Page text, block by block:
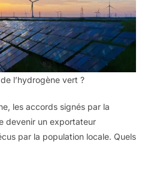
l’hydrogène vert ?
les accords signés par la
devenir un exportateur
par la population locale. Quels